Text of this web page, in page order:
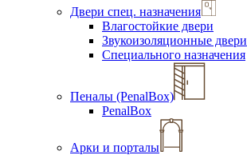
Двери спец. назначения
Влагостойкие двери
Звукоизоляционные двери
Специального назначения
Пеналы (PenalBox)
PenalBox
Арки и порталы